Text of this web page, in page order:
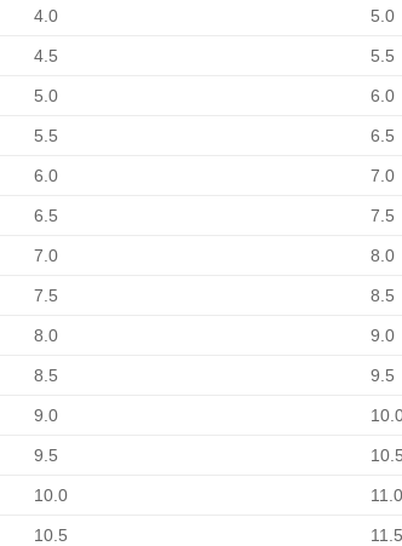
4.0 5.0
4.5 5.5
5.0 6.0
5.5 6.5
6.0 7.0
6.5 7.5
7.0 8.0
7.5 8.5
8.0 9.0
8.5 9.5
9.0
9.5 10.5
10.0 11.0
10.5 11.5